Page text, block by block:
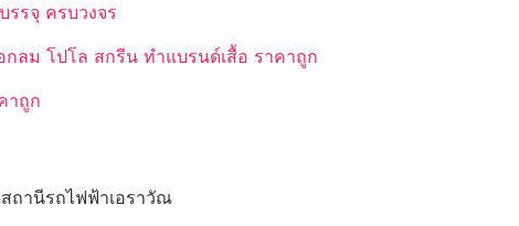
รจุ ครบวงจร
กลม โปโล สกรีน ทำแบรนด์เสื้อ ราคาถูก
าถูก
านีรถไฟฟ้าเอราวัณ